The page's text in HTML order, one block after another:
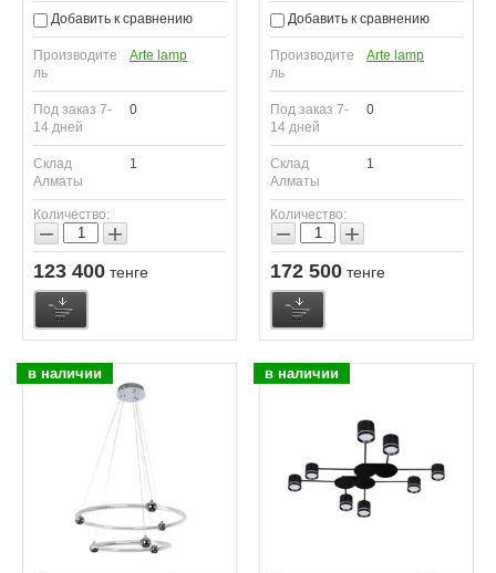
Добавить к сравнению
Производите
ль
Arte lamp
Под заказ 7-
14 дней
0
Склад
Алматы
1
Количество:
− +
123 400 тенге
Добавить к сравнению
Производите
ль
Arte lamp
Под заказ 7-
14 дней
0
Склад
Алматы
1
Количество:
− +
172 500 тенге
в наличии в наличии